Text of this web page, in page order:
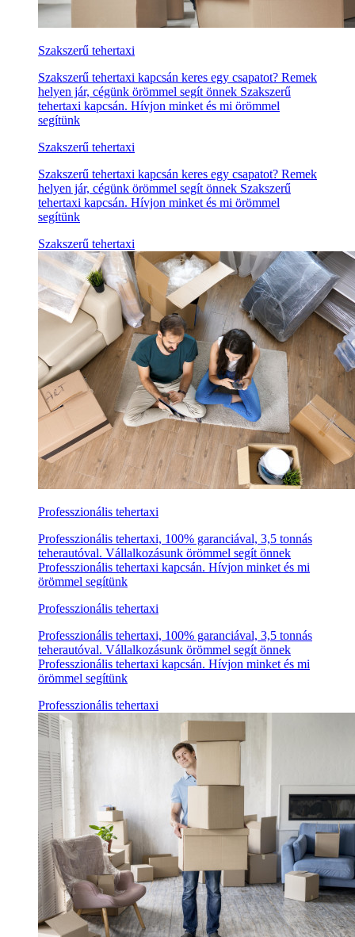
Szakszerű tehertaxi
Szakszerű tehertaxi kapcsán keres egy csapatot? Remek
helyen jár, cégünk örömmel segít önnek Szakszerű
tehertaxi kapcsán. Hívjon minket és mi örömmel
segítünk
Szakszerű tehertaxi
Szakszerű tehertaxi kapcsán keres egy csapatot? Remek
helyen jár, cégünk örömmel segít önnek Szakszerű
tehertaxi kapcsán. Hívjon minket és mi örömmel
segítünk
Szakszerű tehertaxi
Professzionális tehertaxi
Professzionális tehertaxi, 100% garanciával, 3,5 tonnás
teherautóval. Vállalkozásunk örömmel segít önnek
Professzionális tehertaxi kapcsán. Hívjon minket és mi
örömmel segítünk
Professzionális tehertaxi
Professzionális tehertaxi, 100% garanciával, 3,5 tonnás
teherautóval. Vállalkozásunk örömmel segít önnek
Professzionális tehertaxi kapcsán. Hívjon minket és mi
örömmel segítünk
Professzionális tehertaxi